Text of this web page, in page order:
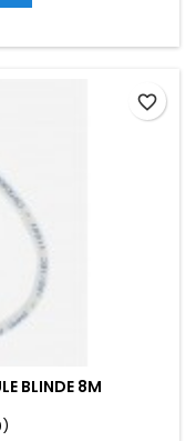
BLINDE 8M
favorite_border